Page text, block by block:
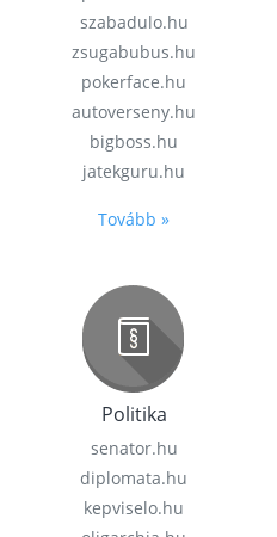
szabadulo.hu
zsugabubus.hu
pokerface.hu
autoverseny.hu
bigboss.hu
jatekguru.hu
Tovább »
Politika
senator.hu
diplomata.hu
kepviselo.hu